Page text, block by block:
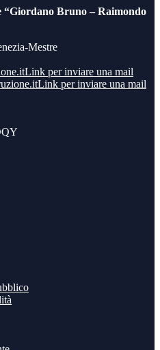
Bruno – Raimondo
Mestre
Link per inviare una mail
Link per inviare una mail